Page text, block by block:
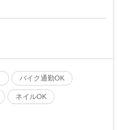
バイク通勤OK
ネイルOK